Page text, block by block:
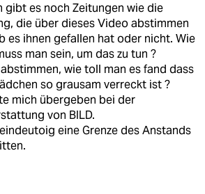
gibt es noch Zeitungen wie die
die über dieses Video abstimmen
es ihnen gefallen hat oder nicht. Wie
man sein, um das zu tun ?
wie toll man es fand dass
so grausam verreckt ist ?
mich übergeben bei der
von BILD.
eine Grenze des Anstands